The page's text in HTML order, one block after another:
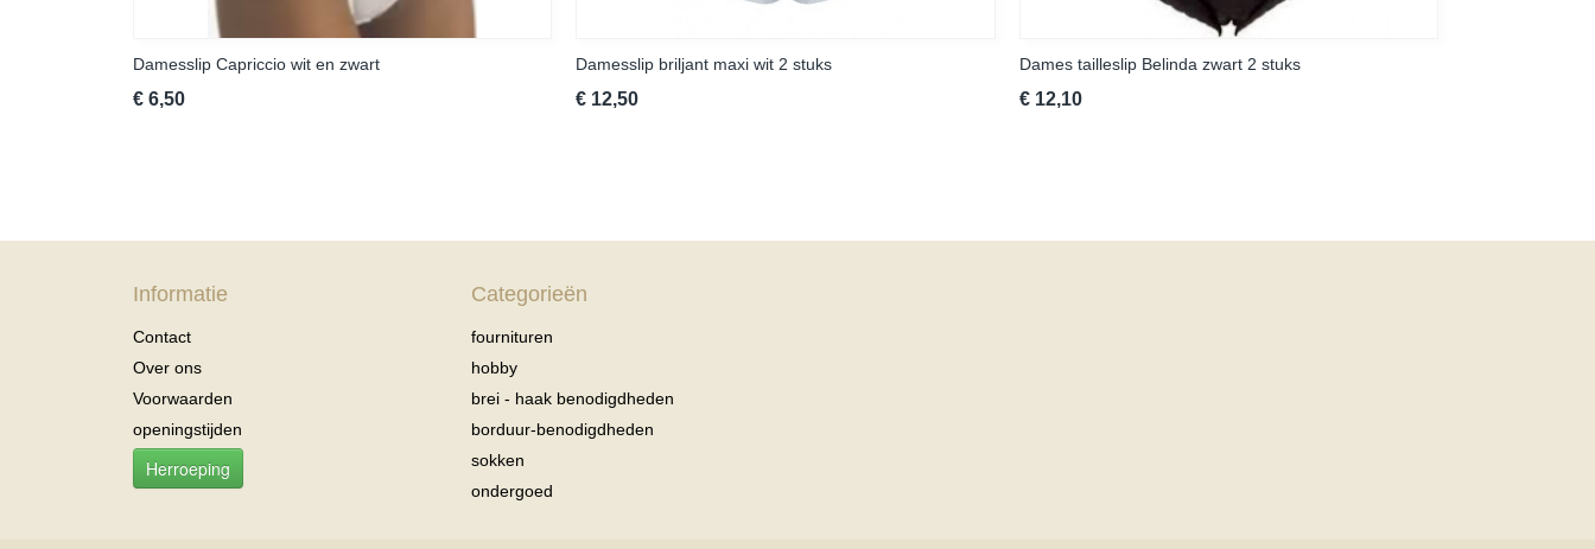
Damesslip Capriccio wit en zwart
€ 6,50
Damesslip briljant maxi wit 2 stuks
€ 12,50
Dames tailleslip Belinda zwart 2 stuks
€ 12,10
Informatie
Contact
Over ons
Voorwaarden
openingstijden
Herroeping
Categorieën
fournituren
hobby
brei - haak benodigdheden
borduur-benodigdheden
sokken
ondergoed